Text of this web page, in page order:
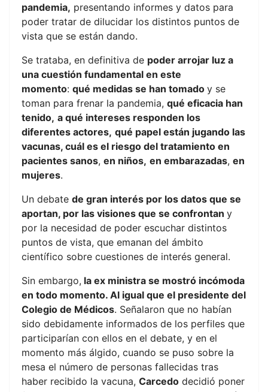
pandemia, presentando informes y datos para
poder tratar de dilucidar los distintos puntos de
vista que se están dando.
Se trataba, en definitiva de poder arrojar luz a
una cuestión fundamental en este
momento: qué medidas se han tomado y se
toman para frenar la pandemia, qué eficacia han
tenido, a qué intereses responden los
diferentes actores, qué papel están jugando las
vacunas, cuál es el riesgo del tratamiento en
pacientes sanos, en niños, en embarazadas, en
mujeres.
Un debate de gran interés por los datos que se
aportan, por las visiones que se confrontan y
por la necesidad de poder escuchar distintos
puntos de vista, que emanan del ámbito
científico sobre cuestiones de interés general.
Sin embargo, la ex ministra se mostró incómoda
en todo momento. Al igual que el presidente del
Colegio de Médicos. Señalaron que no habían
sido debidamente informados de los perfiles que
participarían con ellos en el debate, y en el
momento más álgido, cuando se puso sobre la
mesa el número de personas fallecidas tras
haber recibido la vacuna, Carcedo decidió poner